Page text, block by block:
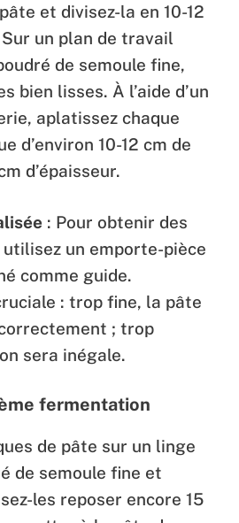
et divisez-la en 10-12
un plan de travail
de semoule fine,
bien lisses. À l’aide d’un
aplatissez chaque
d’environ 10-12 cm de
d’épaisseur.
: Pour obtenir des
un emporte-pièce
comme guide.
: trop fine, la pâte
; trop
sera inégale.
fermentation
de pâte sur un linge
de semoule fine et
les reposer encore 15